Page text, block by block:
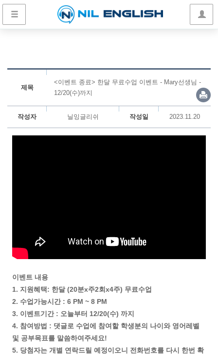
제목
<이벤트 종료> 한달 무료수업 이벤트 - Mary선생님 -
12/20(수)까지
작성자 닐잉글리쉬 작성일 2023.11.20
이벤트 내용
1. 지원혜택: 한달 (20분x주2회x4주) 무료수업
2. 수업가능시간 : 6 PM ~ 8 PM
3. 이벤트기간 : 오늘부터 12/20(수) 까지
4. 참여방법 : 댓글로 수업에 참여할 학생분의 나이와 영어레벨
및 공부목표를 말씀하여주세요!
5. 당첨자는 개별 연락드릴 예정이오니 전화번호를 다시 한번 확